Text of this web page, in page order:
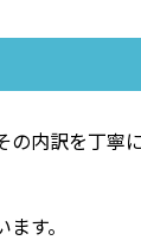
の内訳を丁寧
す。